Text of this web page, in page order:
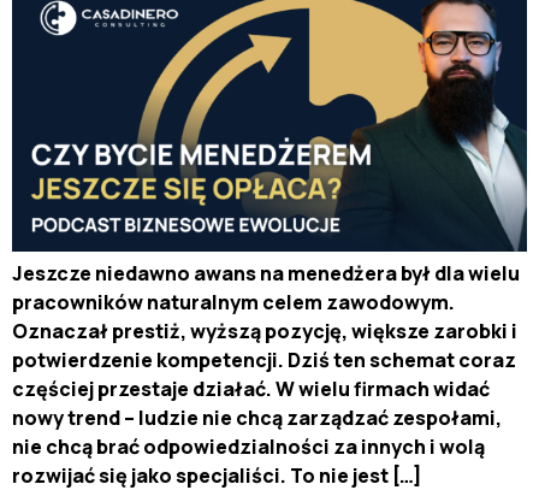
Jeszcze niedawno awans na menedżera był dla wielu
pracowników naturalnym celem zawodowym.
Oznaczał prestiż, wyższą pozycję, większe zarobki i
potwierdzenie kompetencji. Dziś ten schemat coraz
częściej przestaje działać. W wielu firmach widać
nowy trend – ludzie nie chcą zarządzać zespołami,
nie chcą brać odpowiedzialności za innych i wolą
rozwijać się jako specjaliści. To nie jest […]